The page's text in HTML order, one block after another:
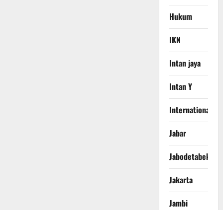
Hukum
IKN
Intan jaya
Intan Y
International
Jabar
Jabodetabek
Jakarta
Jambi